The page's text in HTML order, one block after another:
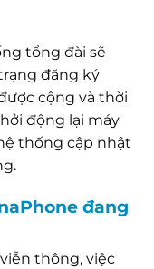
tổng đài sẽ
đăng ký
cộng và thời
động lại máy
thống cập nhật
đang
thông, việc